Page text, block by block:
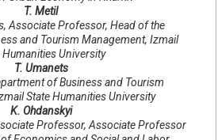
T. Metil
Associate Professor, Head of the
and Tourism Management, Izmail
Humanities University
T. Umanets
of Business and Tourism
State Humanities University
K. Ohdanskyi
Professor, Associate Professor